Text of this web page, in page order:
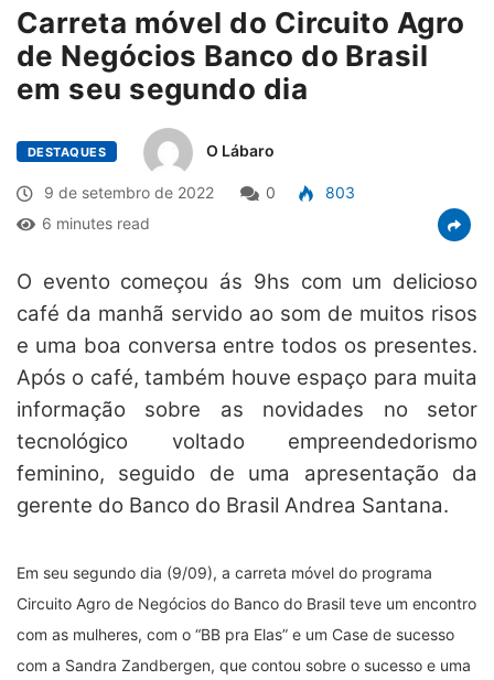
Carreta móvel do Circuito Agro
de Negócios Banco do Brasil
em seu segundo dia
DESTAQUES O Lábaro
9 de setembro de 2022 0
803
6 minutes read
O evento começou ás 9hs com um delicioso
café da manhã servido ao som de muitos risos
e uma boa conversa entre todos os presentes.
Após o café, também houve espaço para muita
informação sobre as novidades no setor
tecnológico voltado empreendedorismo
feminino, seguido de uma apresentação da
gerente do Banco do Brasil Andrea Santana.
Em seu segundo dia (9/09), a carreta móvel do programa
Circuito Agro de Negócios do Banco do Brasil teve um encontro
com as mulheres, com o “BB pra Elas” e um Case de sucesso
com a Sandra Zandbergen, que contou sobre o sucesso e uma